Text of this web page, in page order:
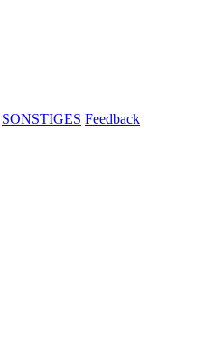
SONSTIGES Feedback